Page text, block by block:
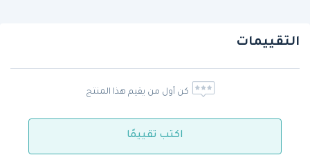
التقييمات
كن أول من يقيم هذا المنتج
اكتب تقييمًا